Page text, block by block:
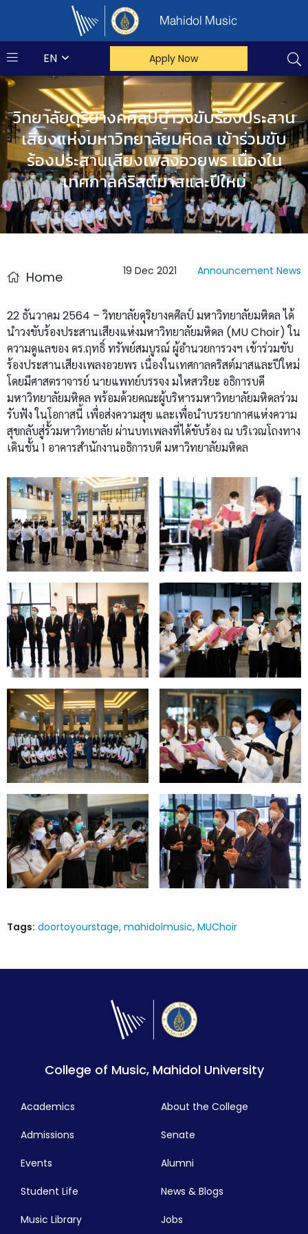
Mahidol Music
EN Apply Now
วิทยาลัยดุริยางคศิลป์นำวงขับร้องประสาน
เสียงแห่งมหาวิทยาลัยมหิดล เข้าร่วมขับ
ร้องประสานเสียงเพลงอวยพร เนื่องใน
เทศกาลคริสต์มาสและปีใหม่
Home 19 Dec 2021 Announcement News
22 ธันวาคม 2564 – วิทยาลัยดุริยางคศิลป์ มหาวิทยาลัยมหิดล ได้
นำวงขับร้องประสานเสียงแห่งมหาวิทยาลัยมหิดล (MU Choir) ใน
ความดูแลของ ดร.ฤทธิ์ ทรัพย์สมบูรณ์ ผู้อำนวยการวงฯ เข้าร่วมขับ
ร้องประสานเสียงเพลงอวยพร เนื่องในเทศกาลคริสต์มาสและปีใหม่
โดยมีศาสตราจารย์ นายแพทย์บรรจง มไหสวริยะ อธิการบดี
มหาวิทยาลัยมหิดล พร้อมด้วยคณะผู้บริหารมหาวิทยาลัยมหิดลร่วม
รับฟัง ในโอกาสนี้ เพื่อส่งความสุข และเพื่อนำบรรยากาศแห่งความ
สุขกลับสู่รั้วมหาวิทยาลัย ผ่านบทเพลงที่ได้ขับร้อง ณ บริเวณโถงทาง
เดินชั้น 1 อาคารสำนักงานอธิการบดี มหาวิทยาลัยมหิดล
Tags: doortoyourstage mahidolmusic MUChoir
College of Music, Mahidol University
Academics
Admissions
Events
Student Life
Music Library
About the College
Senate
Alumni
News & Blogs
Jobs